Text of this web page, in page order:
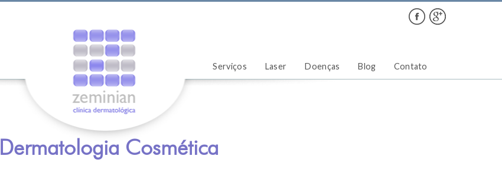
Serviços Laser Doenças Blog Contato
Dermatologia Cosmética